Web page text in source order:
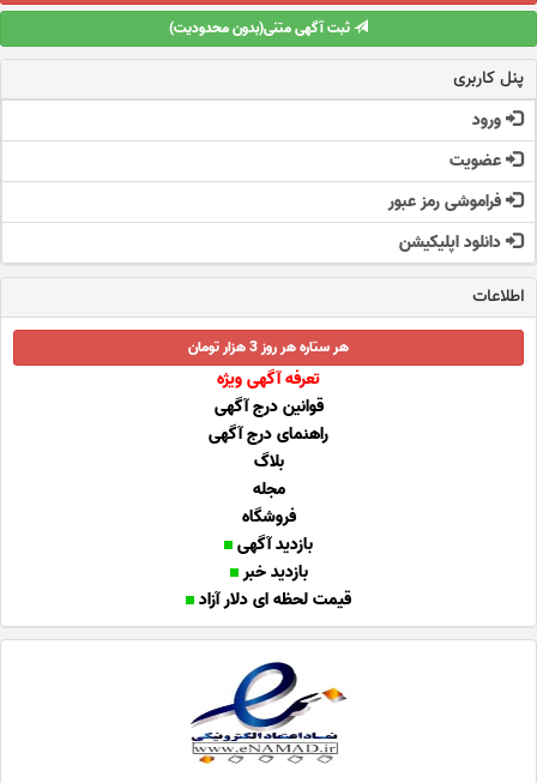
ثبت آگهی متنی(بدون محدودیت)
پنل کاربری
ورود
عضویت
فراموشی رمز عبور
دانلود اپلیکیشن
اطلاعات
هر ستاره هر روز 3 هزار تومان
تعرفه آگهی ویژه
قوانین درج آگهی
راهنمای درج آگهی
بلاگ
مجله
فروشگاه
بازدید آگهی
بازدید خبر
قیمت لحظه ای دلار آزاد